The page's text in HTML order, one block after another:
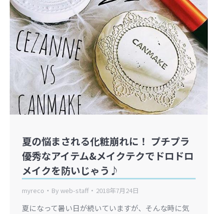
夏の悩まされる化粧崩れに！ プチプラ
優秀なアイテム&メイクテクでドロドロ
メイクを防いじゃう♪
myreco Byweb-staff 2018年7月24日
夏になって暑い日が続いていますが、そんな時に気